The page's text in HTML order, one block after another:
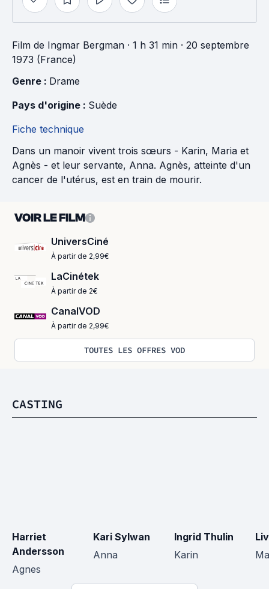
Film de Ingmar Bergman · 1 h 31 min · 20 septembre
1973 (France)
Genre : Drame
Pays d'origine : Suède
Fiche technique
Dans un manoir vivent trois sœurs - Karin, Maria et
Agnès - et leur servante, Anna. Agnès, atteinte d'un
cancer de l'utérus, est en train de mourir.
VOIR LE FILM
UniversCiné
À partir de 2,99€
LaCinétek
À partir de 2€
CanalVOD
À partir de 2,99€
TOUTES LES OFFRES VOD
CASTING
Harriet
Andersson
Agnes
Kari Sylwan
Anna
Ingrid Thulin
Karin